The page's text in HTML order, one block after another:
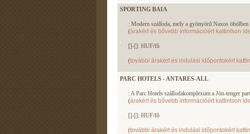
SPORTING BAIA
: Modern szálloda, mely a gyönyörű Naxos
(árakért és bővebb információért kattintson ide
[]-[]: HUF/fô
(további árakért és indulási időpontokért
PARC HOTELS - ANTARES-ALL
: A Parc Hotels szállodakomplexum a Jón-tenger
(árakért és bővebb információért kattintson ide
[]-[]: HUF/fô
(további árakért és indulási időpontokért